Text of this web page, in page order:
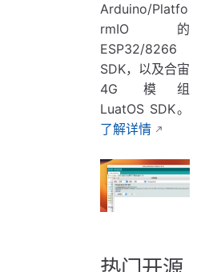
Arduino/Platfo
rmIO 的
ESP32/8266
SDK，以及合宙
4G 模组
LuatOS SDK。
了解详情